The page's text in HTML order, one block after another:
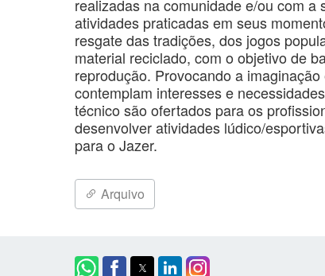
realizadas na comunidade e/ou com
atividades praticadas em seus
resgate das tradições, dos jogos
material reciclado, com o objetivo de
reprodução. Provocando a
contemplam interesses e
técnico são ofertados para os
desenvolver atividades lúdico/
para o Jazer.
Arquivo